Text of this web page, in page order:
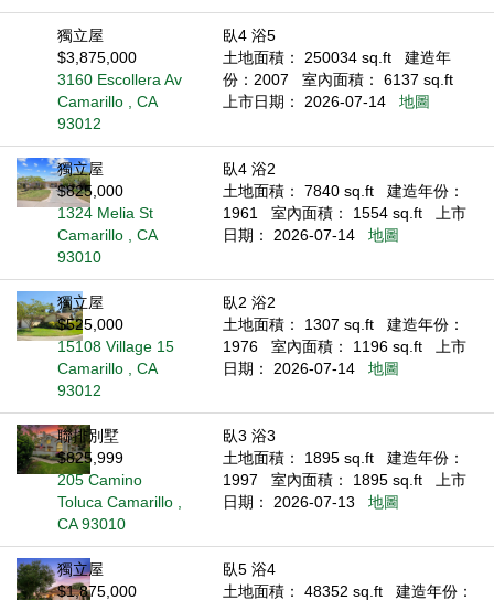
獨立屋
$3,875,000
3160 Escollera Av
Camarillo , CA
93012
臥4 浴5
土地面積： 250034 sq.ft
建造年
份：2007
室內面積： 6137 sq.ft
上市日期： 2026-07-14
地圖
獨立屋
$825,000
1324 Melia St
Camarillo , CA
93010
臥4 浴2
土地面積： 7840 sq.ft
建造年份：
1961
室內面積： 1554 sq.ft
上市
日期： 2026-07-14
地圖
獨立屋
$525,000
15108 Village 15
Camarillo , CA
93012
臥2 浴2
土地面積： 1307 sq.ft
建造年份：
1976
室內面積： 1196 sq.ft
上市
日期： 2026-07-14
地圖
聯排別墅
$825,999
205 Camino
Toluca Camarillo ,
CA 93010
臥3 浴3
土地面積： 1895 sq.ft
建造年份：
1997
室內面積： 1895 sq.ft
上市
日期： 2026-07-13
地圖
獨立屋
$1,875,000
臥5 浴4
土地面積： 48352 sq.ft
建造年份：